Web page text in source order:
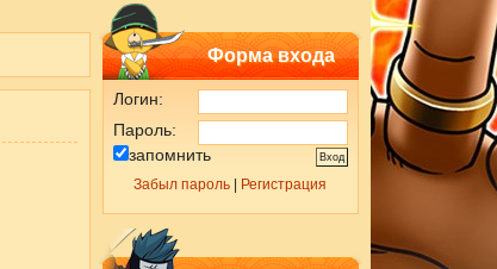
Форма входа
Логин:
Пароль:
запомнить
Забыл пароль Регистрация